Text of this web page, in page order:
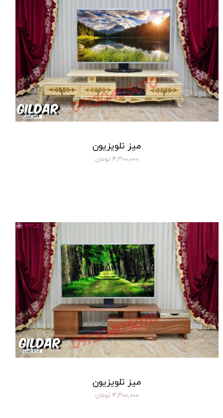
میز تلویزیون
۴,۳۰۰,۰۰۰ تومان
میز تلویزیون
۴,۳۰۰,۰۰۰ تومان